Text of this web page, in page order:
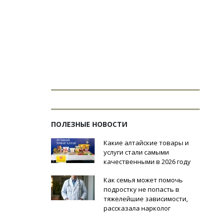
ПОЛЕЗНЫЕ НОВОСТИ
Какие алтайские товары и
услуги стали самыми
качественными в 2026 году
Как семья может помочь
подростку не попасть в
тяжелейшие зависимости,
рассказала нарколог